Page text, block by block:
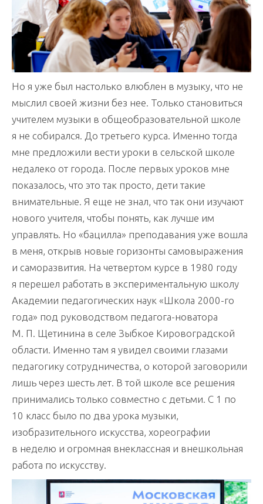
Но я уже был настолько влюблен в музыку, что не
мыслил своей жизни без нее. Только становиться
учителем музыки в общеобразовательной школе
я не собирался. До третьего курса. Именно тогда
мне предложили вести уроки в сельской школе
недалеко от города. После первых уроков мне
показалось, что это так просто, дети такие
внимательные. Я еще не знал, что так они изучают
нового учителя, чтобы понять, как лучше им
управлять. Но «бацилла» преподавания уже вошла
в меня, открыв новые горизонты самовыражения
и саморазвития. На четвертом курсе в 1980 году
я перешел работать в экспериментальную школу
Академии педагогических наук «Школа 2000-го
года» под руководством педагога-новатора
М. П. Щетинина в селе Зыбкое Кировоградской
области. Именно там я увидел своими глазами
педагогику сотрудничества, о которой заговорили
лишь через шесть лет. В той школе все решения
принимались только совместно с детьми. С 1 по
10 класс было по два урока музыки,
изобразительного искусства, хореографии
в неделю и огромная внеклассная и внешкольная
работа по искусству.